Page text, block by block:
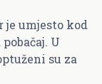
je umjesto kod
U
su za